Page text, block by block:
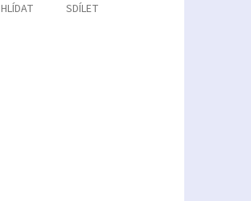
HLÍDAT SDÍLET